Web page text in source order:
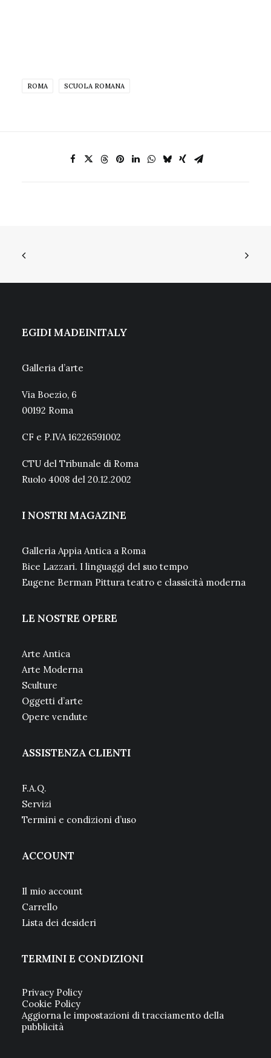
ROMA SCUOLA ROMANA
EGIDI MADEINITALY
Galleria d’arte
Via Boezio, 6
00192 Roma
CF e P.IVA 16226591002
CTU del Tribunale di Roma
Ruolo 4008 del 20.12.2002
I NOSTRI MAGAZINE
Galleria Appia Antica a Roma
Bice Lazzari. I linguaggi del suo tempo
Eugene Berman Pittura teatro e classicità moderna
LE NOSTRE OPERE
Arte Antica
Arte Moderna
Sculture
Oggetti d’arte
Opere vendute
ASSISTENZA CLIENTI
F.A.Q.
Servizi
Termini e condizioni d’uso
ACCOUNT
Il mio account
Carrello
Lista dei desideri
TERMINI E CONDIZIONI
Privacy Policy
Cookie Policy
Aggiorna le impostazioni di tracciamento della
pubblicità